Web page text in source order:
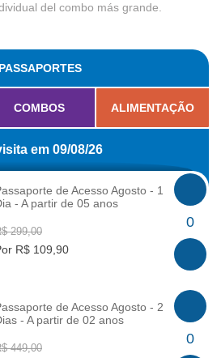
del combo más grande.
PASSAPORTES
COMBOS ALIMENTAÇÃO
em 09/08/26
de Acesso Agosto - 1
- A partir de 05 anos
299,00
R$ 109,90
0
de Acesso Agosto - 2
- A partir de 02 anos
449,00
0